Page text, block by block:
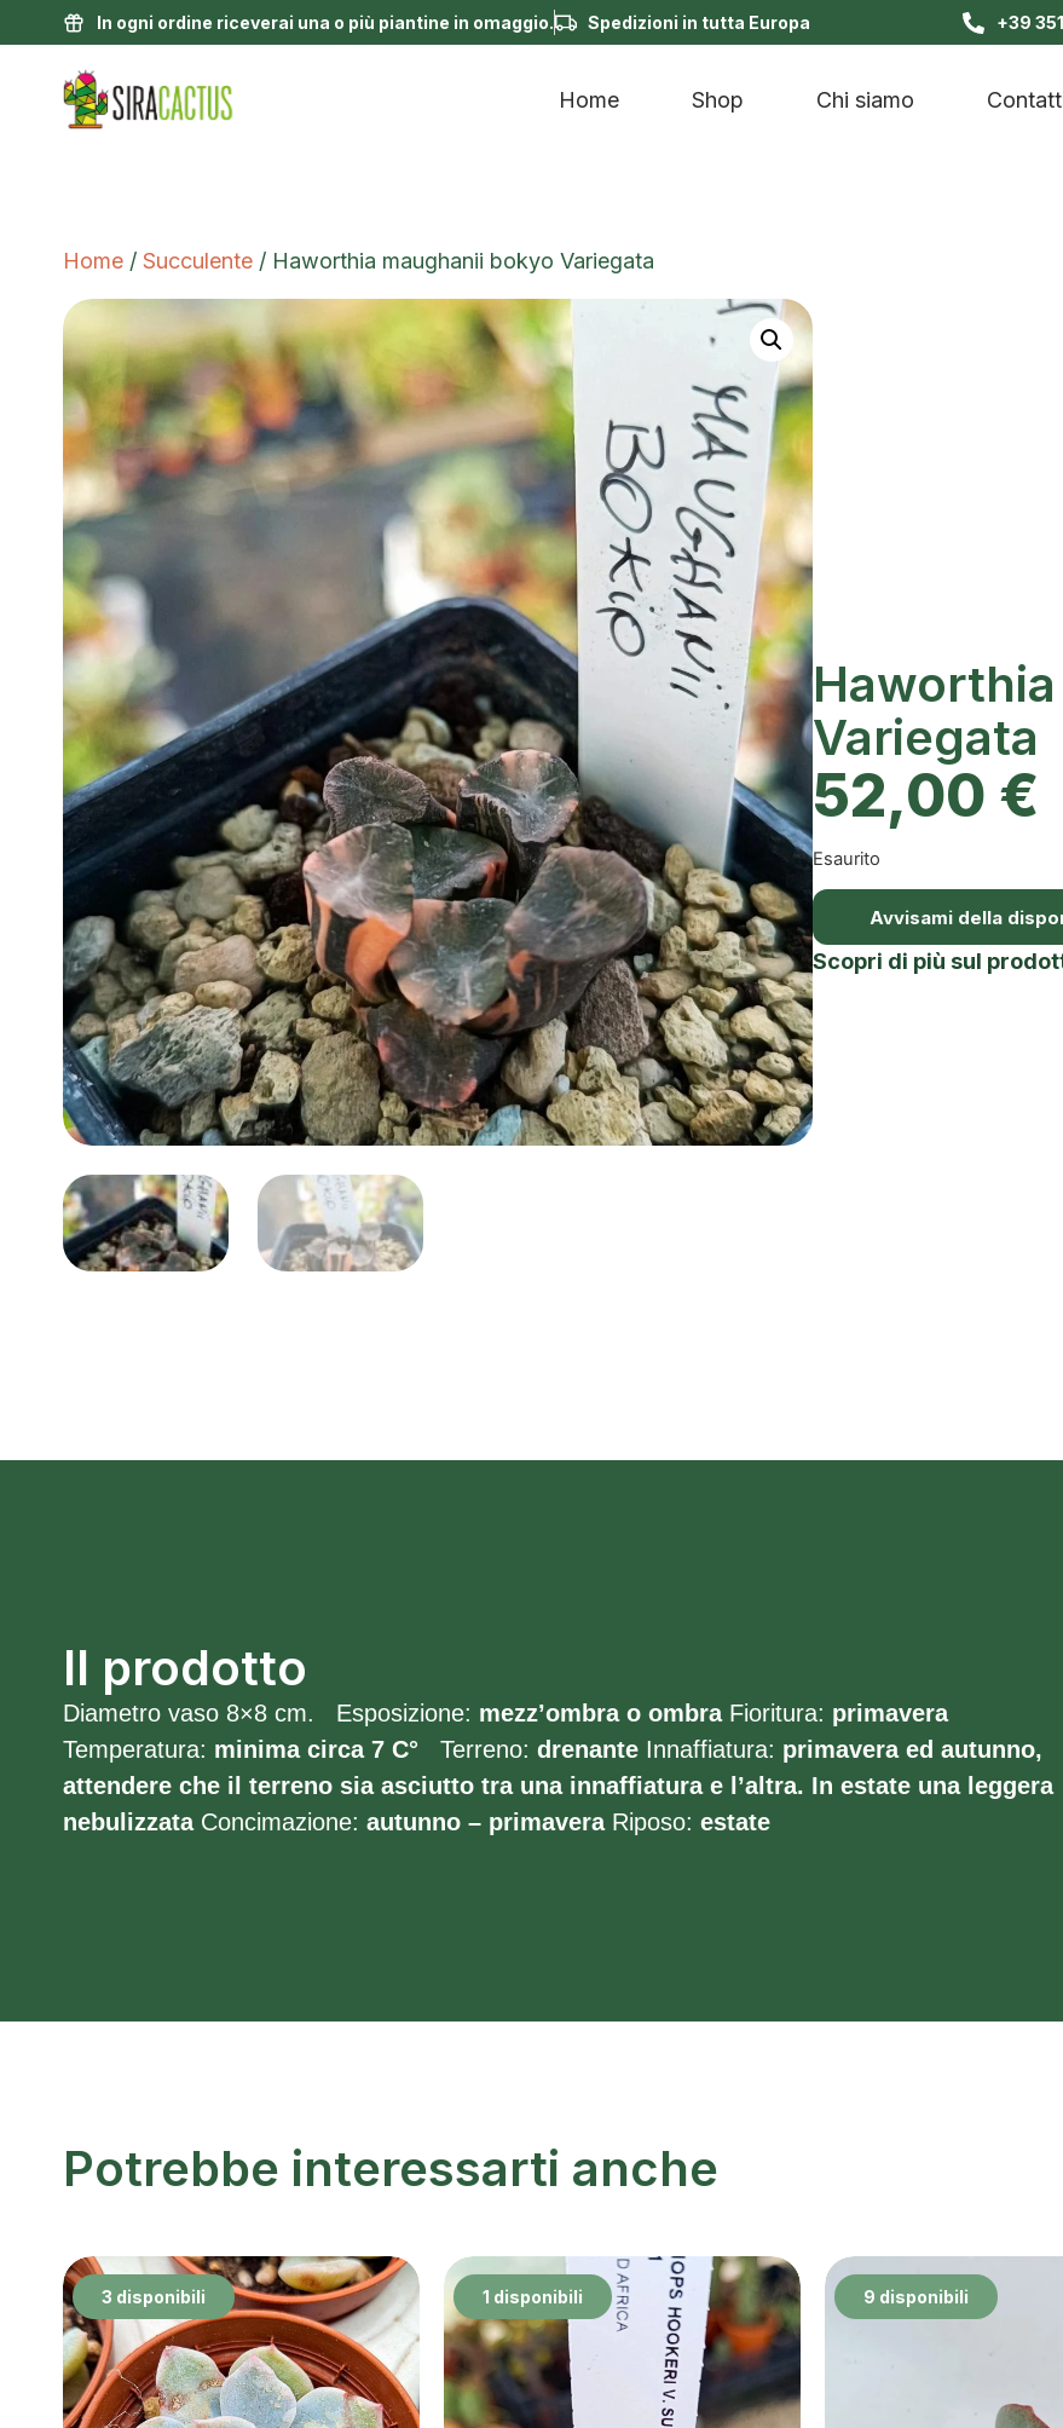
In ogni ordine riceverai una o più piantine in omaggio. Spedizioni in tutta Europa +39
Home Shop Chi siamo
Home / Succulente / Haworthia maughanii bokyo Variegata
Variegata
52,00 €
Esaurito
Avvisami della
Scopri di più sul
Il prodotto
Diametro vaso 8×8 cm. Esposizione: mezz’ombra o ombraFioritura: primavera
Temperatura: minima circa 7 C° Terreno: drenante Innaffiatura: primavera ed autunno,
attendere che il terreno sia asciutto tra una innaffiatura e l’altra. In estate una leggera
nebulizzataConcimazione: autunno – primaveraRiposo: estate
Potrebbe interessarti anche
3 disponibili 1 disponibili 9 disponibili